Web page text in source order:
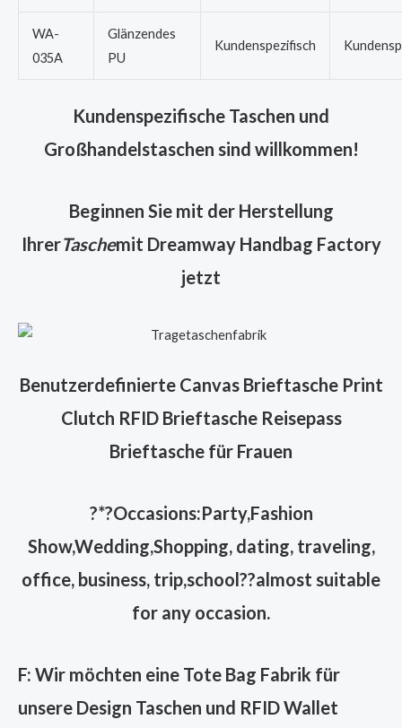
WA-
035A
Glänzendes
PU
Kundenspezifisch
Kundenspezifische Taschen und
Großhandelstaschen sind willkommen!
Beginnen Sie mit der Herstellung
IhrerTaschemit Dreamway Handbag Factory
jetzt
Benutzerdefinierte Canvas Brieftasche Print
Clutch RFID Brieftasche Reisepass
Brieftasche für Frauen
?*?Occasions:Party,Fashion
Show,Wedding,Shopping, dating, traveling,
office, business, trip,school??almost suitable
for any occasion.
F: Wir möchten eine Tote Bag Fabrik für
unsere Design Taschen und RFID Wallet